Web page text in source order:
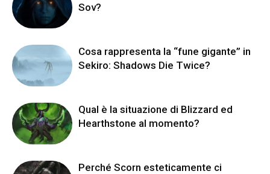
Sov?
Cosa rappresenta la “fune gigante” in
Sekiro: Shadows Die Twice?
Qual è la situazione di Blizzard ed
Hearthstone al momento?
Perché Scorn esteticamente ci